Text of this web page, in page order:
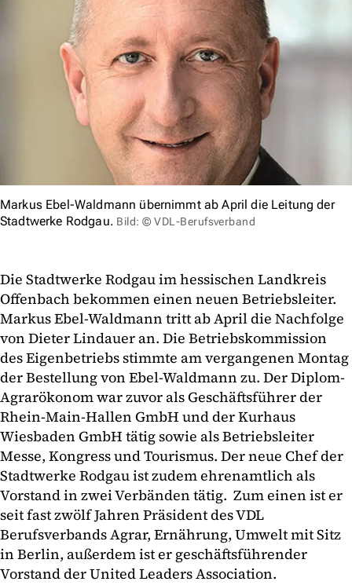
Markus Ebel-Waldmann übernimmt ab April die Leitung der
Stadtwerke Rodgau. Bild: © VDL-Berufsverband
Die Stadtwerke Rodgau im hessischen Landkreis
Offenbach bekommen einen neuen Betriebsleiter.
Markus Ebel-Waldmann tritt ab April die Nachfolge
von Dieter Lindauer an. Die Betriebskommission
des Eigenbetriebs stimmte am vergangenen Montag
der Bestellung von Ebel-Waldmann zu. Der Diplom-
Agrarökonom war zuvor als Geschäftsführer der
Rhein-Main-Hallen GmbH und der Kurhaus
Wiesbaden GmbH tätig sowie als Betriebsleiter
Messe, Kongress und Tourismus. Der neue Chef der
Stadtwerke Rodgau ist zudem ehrenamtlich als
Vorstand in zwei Verbänden tätig. Zum einen ist er
seit fast zwölf Jahren Präsident des VDL
Berufsverbands Agrar, Ernährung, Umwelt mit Sitz
in Berlin, außerdem ist er geschäftsführender
Vorstand der United Leaders Association.